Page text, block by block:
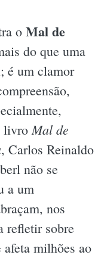
o Mal de
do que uma
é um clamor
livroMal de
, Carlos Reinaldo
não se
a um
nos
refletir sobre
afeta milhões ao